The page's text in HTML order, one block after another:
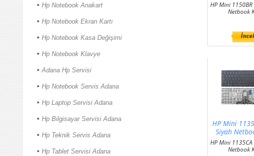
Hp Notebook Anakart
Hp Notebook Ekran Kartı
Hp Notebook Kasa Değişimi
Hp Notebook Klavye
Adana Hp Servisi
Hp Notebook Servis Adana
Hp Laptop Servisi Adana
Hp Bilgisayar Servisi Adana
Hp Teknik Servis Adana
Hp Tablet Servisi Adana
HP Mini
Netbook
HP Mini
Siyah
HP Mini
Netbook